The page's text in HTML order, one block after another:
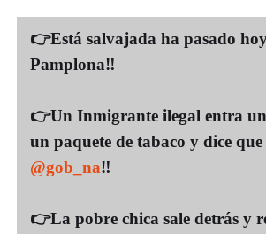
👉Está salvajada ha pasado
Pamplona‼️
👉Un Inmigrante ilegal entra
un paquete de tabaco y dice que
@gob_na‼️
👉La pobre chica sale detrás y